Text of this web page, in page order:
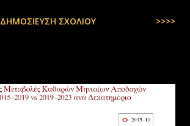
ΔΗΜΟΣΊΕΥΣΗ ΣΧΟΛΊΟΥ >>>>